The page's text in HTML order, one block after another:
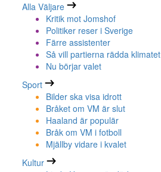
Alla Väljare
Kritik mot Jomshof
Politiker reser i Sverige
Färre assistenter
Så vill partierna rädda klimatet
Nu börjar valet
Sport
Bilder ska visa idrott
Bråket om VM är slut
Haaland är populär
Bråk om VM i fotboll
Mjällby vidare i kvalet
Kultur